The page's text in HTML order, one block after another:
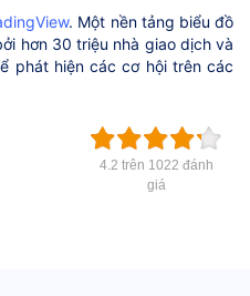
. Một nền tảng biểu đồ
hơn 30 triệu nhà giao dịch và
phát hiện các cơ hội trên các
4.2 trên 1022 đánh
giá